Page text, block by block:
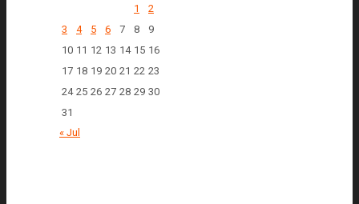
1
2
3
4 5 6 7 8
9
10 11 12 13 14 15 16
17 18 19 20 21 22 23
24 25 26 27 28 29 30
31
« Jul